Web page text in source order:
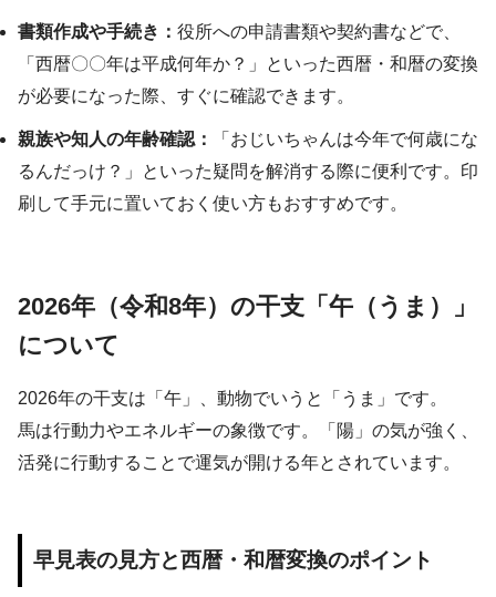
書類作成や手続き： 役所への申請書類や契約書などで、
「西暦〇〇年は平成何年か？」といった西暦・和暦の変換
が必要になった際、すぐに確認できます。
親族や知人の年齢確認：
「おじいちゃんは今年で何歳にな
るんだっけ？」といった疑問を解消する際に便利です。印
刷して手元に置いておく使い方もおすすめです。
2026年（令和8年） の干支「 午（うま）
」
について
2026年の干支は「 午 」、動物でいうと「 うま 」です。
馬は行動力やエネルギーの象徴です。「陽」の気が強く、
活発に行動することで運気が開ける年とされています。
早見表の見方と西暦・和暦変換のポイント